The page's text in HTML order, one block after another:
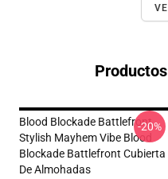
Blood Blockade Battlefront
Stylish Mayhem Vibe Blood
Blockade Battlefront Cubierta
De Almohadas
-20%